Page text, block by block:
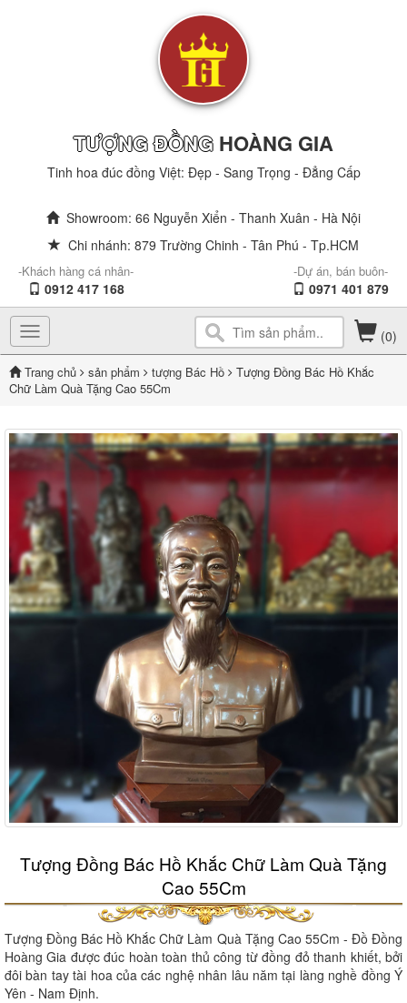
TƯỢNG ĐỒNG HOÀNG GIA
Tinh hoa đúc đồng Việt: Đẹp - Sang Trọng - Đẳng Cấp
Showroom: 66 Nguyễn Xiển - Thanh Xuân - Hà Nội
Chi nhánh: 879 Trường Chinh - Tân Phú - Tp.HCM
-Khách hàng cá nhân-
0912 417 168
-Dự án, bán buôn-
0971 401 879
Toggle
navigation
(0)
Trang chủ sản phẩm tượng Bác Hồ
Tượng Đồng Bác Hồ Khắc
Chữ Làm Quà Tặng Cao 55Cm
Tượng Đồng Bác Hồ Khắc Chữ Làm Quà Tặng
Cao 55Cm
Tượng Đồng Bác Hồ Khắc Chữ Làm Quà Tặng Cao 55Cm - Đồ Đồng
Hoàng Gia được đúc hoàn toàn thủ công từ đồng đỏ thanh khiết, bởi
đôi bàn tay tài hoa của các nghệ nhân lâu năm tại làng nghề đồng Ý
Yên - Nam Định.